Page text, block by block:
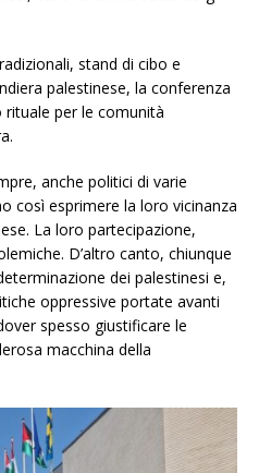
stand di cibo e
palestinese, la conferenza
per le comunità
anche politici di varie
così esprimere la loro vicinanza
La loro partecipazione,
D’altro canto, chiunque
dei palestinesi e,
oppressive portate avanti
spesso giustificare le
macchina della